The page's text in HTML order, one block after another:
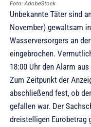
Foto: AdobeStock
Unbekannte Täter sind
November) gewaltsam
Wasserversorgers an
eingebrochen.
18:00 Uhr den Alarm
Zum Zeitpunkt der
abschließend fest, ob
gefallen war. Der
dreistelligen Eurobetrag